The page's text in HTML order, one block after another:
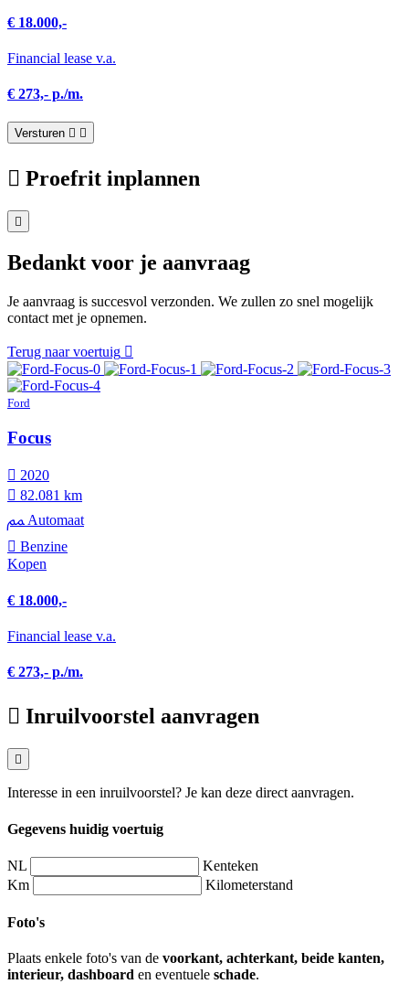
€ 18.000,-
Financial lease v.a.
€ 273,- p./m.
Versturen
Proefrit inplannen
Bedankt voor je aanvraag
Je aanvraag is succesvol verzonden. We zullen zo snel mogelijk
contact met je opnemen.
Terug naar voertuig
Ford
Focus
2020
82.081 km
Automaat
Benzine
Kopen
€ 18.000,-
Financial lease v.a.
€ 273,- p./m.
Inruilvoorstel aanvragen
Interesse in een inruilvoorstel? Je kan deze direct aanvragen.
Gegevens huidig voertuig
NL
Kenteken
Km
Kilometerstand
Foto's
Plaats enkele foto's van de voorkant, achterkant, beide kanten,
interieur, dashboard en eventuele schade.